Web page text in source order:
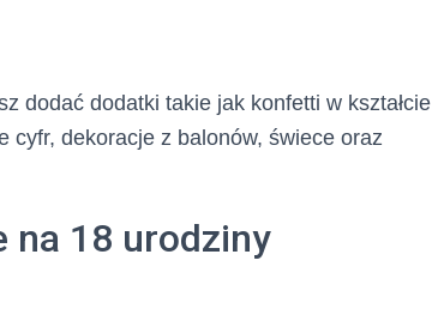
dodać dodatki takie jak konfetti w kształcie
cyfr, dekoracje z balonów, świece oraz
na 18 urodziny